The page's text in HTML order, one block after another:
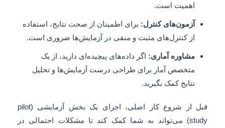
اهمیت است.
آزمون‌های کنترل: برای اطمینان از صحت نتایج، استفاده
از کنترل‌های مثبت و منفی در آزمایش‌ها ضروری است.
مشاوره آماری: اگر داده‌های پیچیده‌ای دارید، از یک
متخصص آمار برای طراحی درست آزمایش‌ها و تحلیل
نتایج کمک بگیرید.
قبل از شروع کار اصلی، اجرای یک بخش آزمایشی (pilot
study) می‌تواند به شما کمک کند تا مشکلات احتمالی در